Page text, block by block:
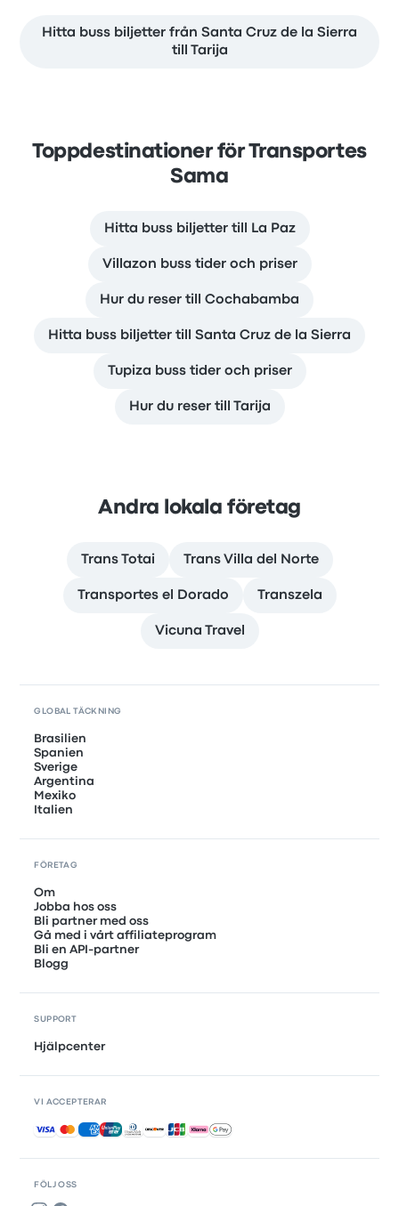
Hitta buss biljetter från Santa Cruz de la Sierra
till Tarija
Toppdestinationer för Transportes
Sama
Hitta buss biljetter till La Paz
Villazon buss tider och priser
Hur du reser till Cochabamba
Hitta buss biljetter till Santa Cruz de la Sierra
Tupiza buss tider och priser
Hur du reser till Tarija
Andra lokala företag
Trans Totai Trans Villa del Norte
Transportes el Dorado Transzela
Vicuna Travel
FÖLJ OSS
GLOBAL TÄCKNING
Brasilien
Spanien
Sverige
Argentina
Mexiko
Italien
FÖRETAG
Om
Jobba hos oss
Bli partner med oss
Gå med i vårt affiliateprogram
Bli en API-partner
Blogg
SUPPORT
Hjälpcenter
VI ACCEPTERAR
Accepterade betalningar